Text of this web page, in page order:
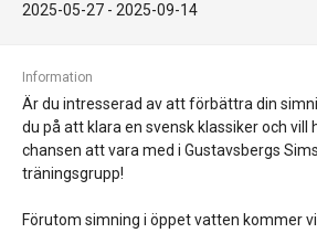
2025-05-27 -2025-09-14
Information
Är du intresserad av att förbättra din
du på att klara en svensk klassiker och vill
chansen att vara med i Gustavsbergs
träningsgrupp!
Förutom simning i öppet vatten kommer